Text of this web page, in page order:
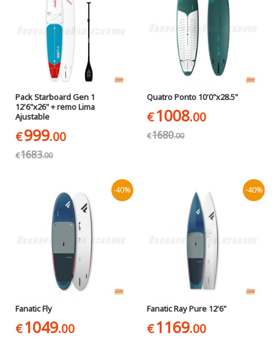
Pack Starboard Gen 1
12'6"x26" + remo Lima
Ajustable
€999.00
€1683.00
Quatro Ponto 10'0"x28.5"
€1008.00
€1680.00
-40%
Fanatic Fly
€1049.00
-40%
Fanatic Ray Pure 12'6"
€1169.00